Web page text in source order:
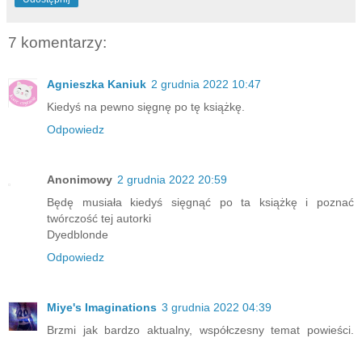
7 komentarzy:
Agnieszka Kaniuk 2 grudnia 2022 10:47
Kiedyś na pewno sięgnę po tę książkę.
Odpowiedz
Anonimowy 2 grudnia 2022 20:59
Będę musiała kiedyś sięgnąć po ta książkę i poznać
twórczość tej autorki
Dyedblonde
Odpowiedz
Miye's Imaginations 3 grudnia 2022 04:39
Brzmi jak bardzo aktualny, współczesny temat powieści.